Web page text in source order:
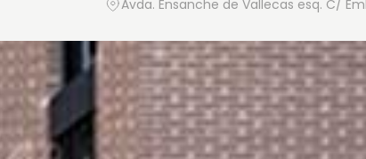
Avda. Ensanche de Vallecas esq. C/